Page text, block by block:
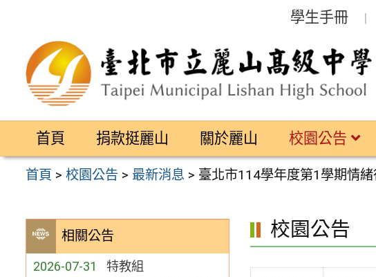
區
學生手冊
首頁 捐款挺麗山 關於麗山 校園公告
首頁 >校園公告 > 最新消息 > 臺北市114學年度第1學期情
相關公告
2026-07-31 特教組
校園公告